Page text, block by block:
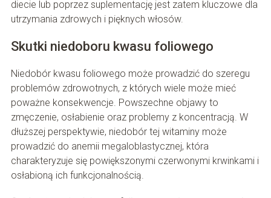
diecie lub poprzez suplementację jest zatem kluczowe dla
utrzymania zdrowych i pięknych włosów.
Skutki niedoboru kwasu foliowego
Niedobór kwasu foliowego może prowadzić do szeregu
problemów zdrowotnych, z których wiele może mieć
poważne konsekwencje. Powszechne objawy to
zmęczenie, osłabienie oraz problemy z koncentracją. W
dłuższej perspektywie, niedobór tej witaminy może
prowadzić do anemii megaloblastycznej, która
charakteryzuje się powiększonymi czerwonymi krwinkami i
osłabioną ich funkcjonalnością.